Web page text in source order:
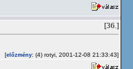
[36.]
[előzmény: (4) rotyi, 2001-12-08 21:33:43]